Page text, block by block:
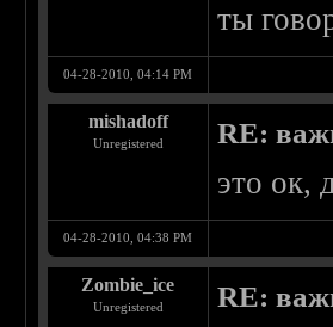
ты
04-28-2010, 04:14 PM
mishadoff
Unregistered RE:
это ок,
04-28-2010, 04:38 PM
Zombie_ice
Unregistered RE: